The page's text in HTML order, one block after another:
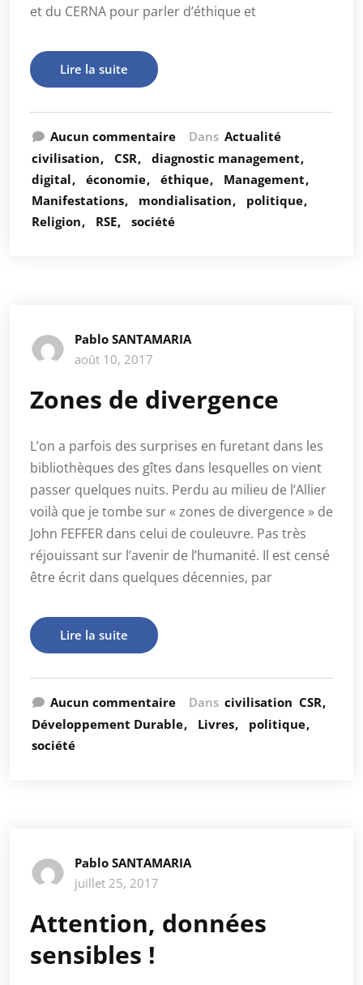
et du CERNA pour parler d’éthique et
Lire la suite
Aucun commentaire Dans Actualité
civilisation
CSR
diagnostic management
digital
économie éthique
Management
Manifestations
mondialisation
politique
Religion
RSE société
Pablo SANTAMARIA
août 10, 2017
Zones de divergence
L’on a parfois des surprises en furetant dans les
bibliothèques des gîtes dans lesquelles on vient
passer quelques nuits. Perdu au milieu de l’Allier
voilà que je tombe sur « zones de divergence » de
John FEFFER dans celui de couleuvre. Pas très
réjouissant sur l’avenir de l’humanité. Il est censé
être écrit dans quelques décennies, par
Lire la suite
Aucun commentaire Dans civilisation CSR
Développement Durable
Livres
politique
société
Pablo SANTAMARIA
juillet 25, 2017
Attention, données
sensibles !